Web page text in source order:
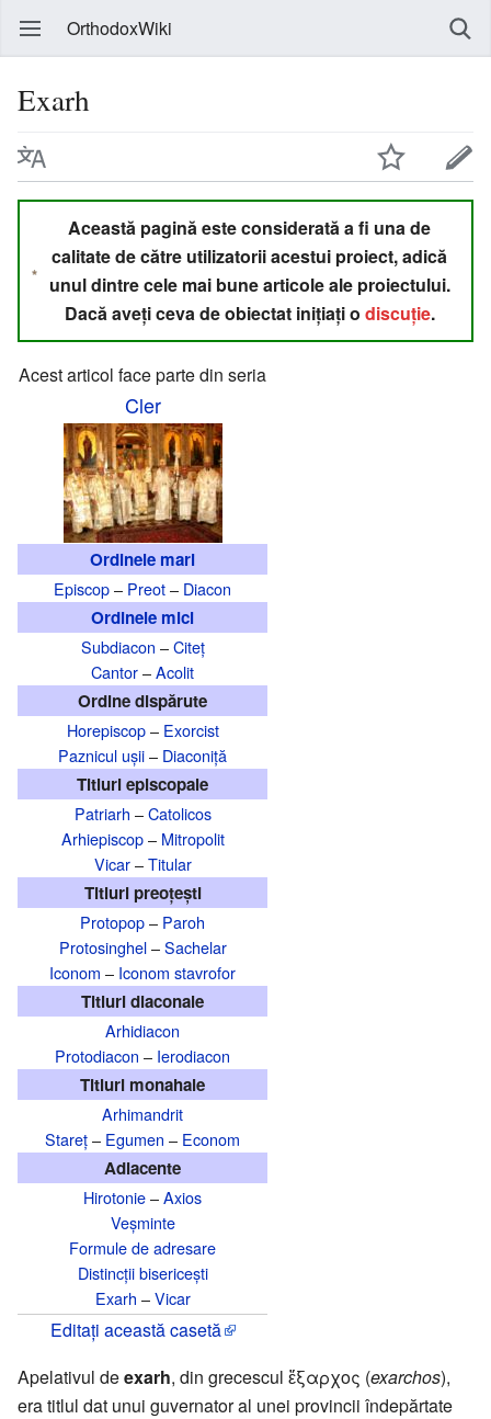
OrthodoxWiki
Exarh
Această pagină este considerată a fi una de
calitate de către utilizatorii acestui proiect, adică
unul dintre cele mai bune articole ale proiectului.
Dacă aveți ceva de obiectat inițiați o discuție.
Acest articol face parte din seria
Cler
Ordinele mari
Episcop– Preot– Diacon
Ordinele mici
Subdiacon –Citeț
Cantor–Acolit
Ordine dispărute
Horepiscop– Exorcist
Paznicul ușii– Diaconiță
Titluri episcopale
Patriarh –Catolicos
Arhiepiscop– Mitropolit
Vicar–Titular
Titluri preoțești
Protopop– Paroh
Protosinghel–Sachelar
Iconom – Iconom stavrofor
Titluri diaconale
Arhidiacon
Protodiacon – Ierodiacon
Titluri monahale
Arhimandrit
Stareț– Egumen – Econom
Adiacente
Hirotonie–Axios
Veșminte
Formule de adresare
Distincții bisericești
Exarh –Vicar
Editați această casetă
Apelativul deexarh, din grecescul ἔξαρχος (exarchos),
era titlul dat unui guvernator al unei provincii îndepărtate